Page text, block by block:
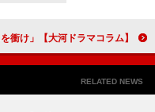
【大河ドラマコラム】「青天を衝け」第五回「栄一、揺れる」千代が栄一に語った「人は一面ではございません」を印象付ける鮮やかな作劇
RELATED NEWS